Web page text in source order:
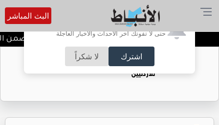
أترغب في تفعيل الإشعارات؟
حتى لا تفوتك آخر الأحداث والأخبار العاجلة
اشترك لا شكراً
البث المباشر
ندوة تعاين التراث الأردني ضمن
حقل الريشة حين يتحول الغاز إلى فرص عمل
للأردنيين